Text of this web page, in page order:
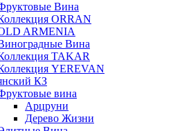
Вина
ORRAN
ARMENIA
Вина
TAKAR
YEREVAN
КЗ
вина
Арцруни
Дерево Жизни